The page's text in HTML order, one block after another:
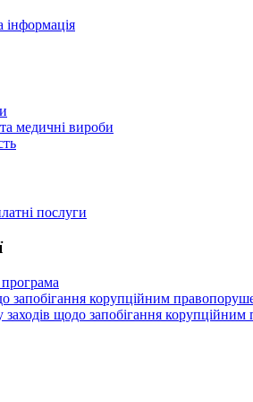
медичні вироби
послуги
запобігання корупційним
щодо запобігання